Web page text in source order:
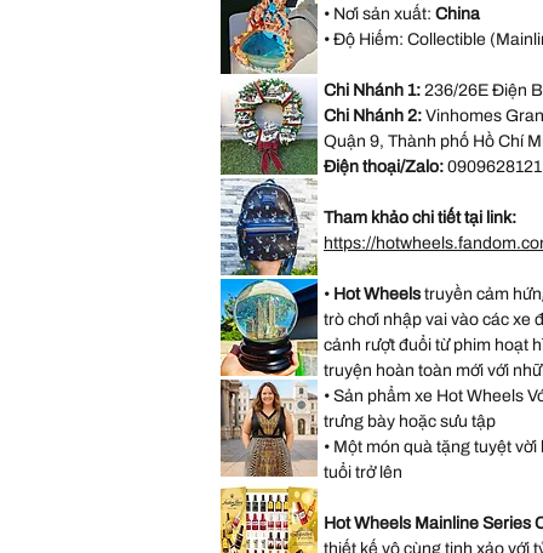
• Nơi sản xuất: China
• Độ Hiếm: Collectible
Chi Nhánh 1: 236/26E Điện
Chi Nhánh 2: Vinhomes
Quận 9, Thành phố Hồ Chí
Điện thoại/Zalo:
Tham khảo chi tiết tại link:
https://
• Hot Wheelstruyền cảm
trò chơi nhập vai vào các xe
cảnh rượt đuổi từ phim hoạt
truyện hoàn toàn mới với
• Sản phẩm xe Hot Wheels
trưng bày hoặc sưu tập
• Một món quà tặng tuyệt
tuổi trở lên
Hot Wheels Mainline Series
thiết kế vô cùng tinh xảo với
Sleeveless
Black
Lace
Casual
Dress
Size
VINTAGE
DISNEY
FOUNTAIN
WORK
GREAT
Little
Mermaid
Under
The
Sea
Ariel
Sebastian
*LIMITED*
Light
Up
Thomas
Kinkade
Hamilton
Collection
Christmas
Village
Wreath
*LIMITED
EDITION*
Disney
Loungefly
Exclusive
Lilo
&
Stitch
Hearts
Mini
Backpack
Saks
Fifth
Avenue
New
York
City
Musical
Snow
Globe
Decoration
Gift
Present
Bryant
Sleeveless
Abstract
Dress
size